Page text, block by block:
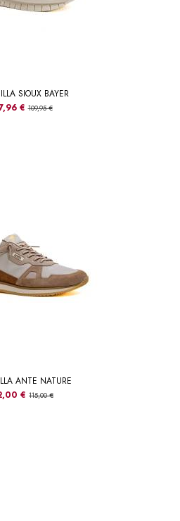
SIOUX BAYER
€ 109,95 €
ANTE NATURE
€ 115,00 €